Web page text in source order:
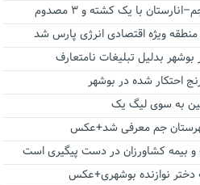
ویژه اقتصادی انرژی پارس شد
به سوی لیگ یک
جم معرفی شد+عکس
بیمه کشاورزان در دست پیگیری است
دختر نوازنده بوشهری+عکس